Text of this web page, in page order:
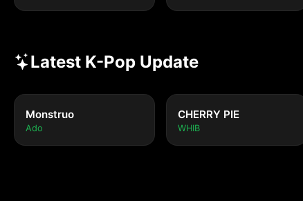
Latest K-Pop Update
Monstruo
Ado
CHERRY PIE
WHIB